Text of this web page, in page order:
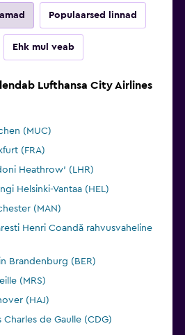
Populaarsed linnad
Ehk mul veab
Lufthansa City Airlines
(MUC)
(FRA)
Heathrow' (LHR)
Helsinki-Vantaa (HEL)
(MAN)
Henri Coandă rahvusvaheline
Brandenburg (BER)
(MRS)
(HAJ)
Charles de Gaulle (CDG)